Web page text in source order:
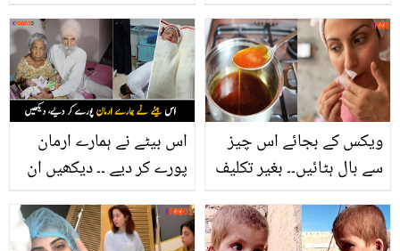
تنقید کرتے ہوئے کیا کہا؟
اس بیٹے نے ہمارے ارمان
پورے کر دیے ۔۔ دیکھیں ان
داستان جنہیں 72 سال بعد
ویکس کے بجائے اس چیز
سے بال ہٹائیں۔۔ بغیر تکلیف
صاف کرنے کا سستا طریقہ